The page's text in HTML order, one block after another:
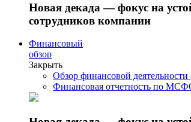
Новая декада — фокус на
сотрудников компании
Финансовый
обзор
Закрыть
Обзор финансовой
Финансовая отчетность по